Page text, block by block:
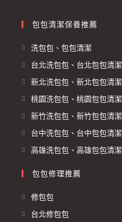
包包清潔保養推薦
洗包包、包包清潔
台北洗包包、台北包包清潔
新北洗包包、新北包包清潔
桃園洗包包、桃園包包清潔
新竹洗包包、新竹包包清潔
台中洗包包、台中包包清潔
高雄洗包包、高雄包包清潔
包包修理推薦
修包包
台北修包包